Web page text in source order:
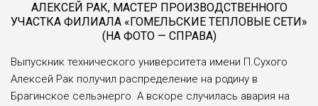
АЛЕКСЕЙ РАК, МАСТЕР ПРОИЗВОДСТВЕННОГО
УЧАСТКА ФИЛИАЛА «ГОМЕЛЬСКИЕ ТЕПЛОВЫЕ СЕТИ»
(НА ФОТО — СПРАВА)
Выпускник технического университета имени П.Сухого
Алексей Рак получил распределение на родину в
Брагинское сельэнерго. А вскоре случилась авария на